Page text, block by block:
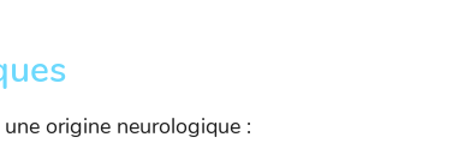
origine neurologique :